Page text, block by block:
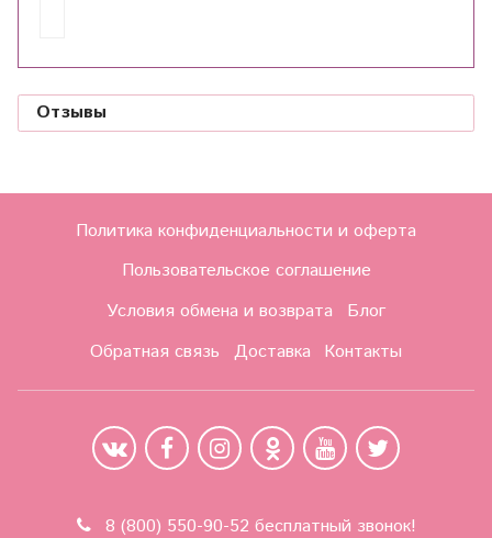
Отзывы
Политика конфиденциальности и оферта
Пользовательское соглашение
Условия обмена и возврата
Блог
Обратная связь
Доставка Контакты
8 (800) 550-90-52 бесплатный звонок!